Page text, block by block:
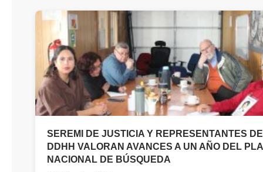
SEREMI DE JUSTICIA Y REPRESENTANTES DE
DDHH VALORAN AVANCES A UN AÑO DEL
NACIONAL DE BÚSQUEDA